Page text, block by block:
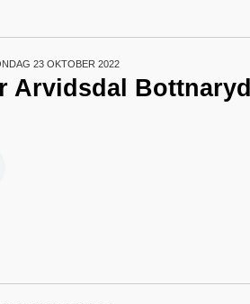
23 OKTOBER 2022
Arvidsdal